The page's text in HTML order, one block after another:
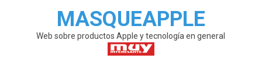
MASQUEAPPLE
Web sobre productos Apple y tecnología en general